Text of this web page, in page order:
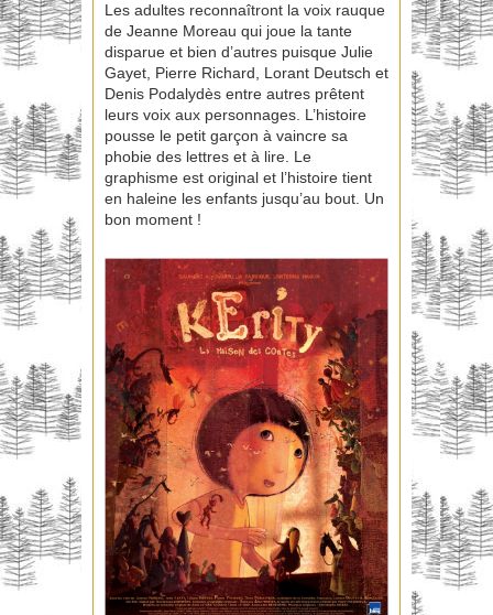
Les adultes reconnaîtront la voix rauque
de Jeanne Moreau qui joue la tante
disparue et bien d’autres puisque Julie
Gayet, Pierre Richard, Lorant Deutsch et
Denis Podalydès entre autres prêtent
leurs voix aux personnages. L’histoire
pousse le petit garçon à vaincre sa
phobie des lettres et à lire. Le
graphisme est original et l’histoire tient
en haleine les enfants jusqu’au bout. Un
bon moment !